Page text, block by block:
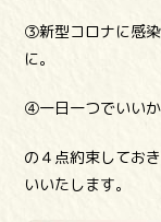
③新型コロナに感
に。
④一日一つでいいか
の４点約束してお
いいたします。